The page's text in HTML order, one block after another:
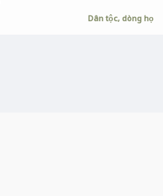
Dân tộc, dòng họ